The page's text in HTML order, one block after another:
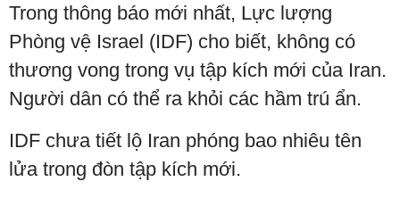
Trong thông báo mới nhất, Lực lượng
Phòng vệ Israel (IDF) cho biết, không có
thương vong trong vụ tập kích mới của Iran.
Người dân có thể ra khỏi các hầm trú ẩn.
IDF chưa tiết lộ Iran phóng bao nhiêu tên
lửa trong đòn tập kích mới.